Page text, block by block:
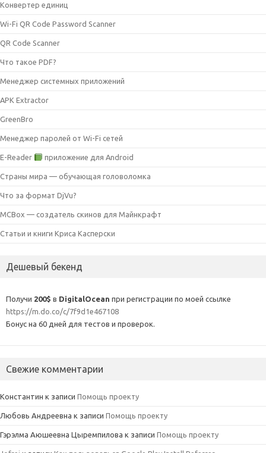
Конвертер единиц
Wi-Fi QR Code Password Scanner
QR Code Scanner
Что такое PDF?
Менеджер системных приложений
APK Extractor
GreenBro
Менеджер паролей от Wi-Fi сетей
E-Reader приложение для Android
Страны мира — обучающая головоломка
Что за формат DjVu?
MCBox — создатель скинов для Майнкрафт
Статьи и книги Криса Касперски
Дешевый бекенд
Получи 200$ в DigitalOcean при регистрации по моей ссылке
https://m.do.co/c/7f9d1e467108
Бонус на 60 дней для тестов и проверок.
Свежие комментарии
Константин к записи Помощь проекту
Любовь Андреевна к записи Помощь проекту
Гэрэлма Аюшеевна Цыремпилова к записи Помощь проекту